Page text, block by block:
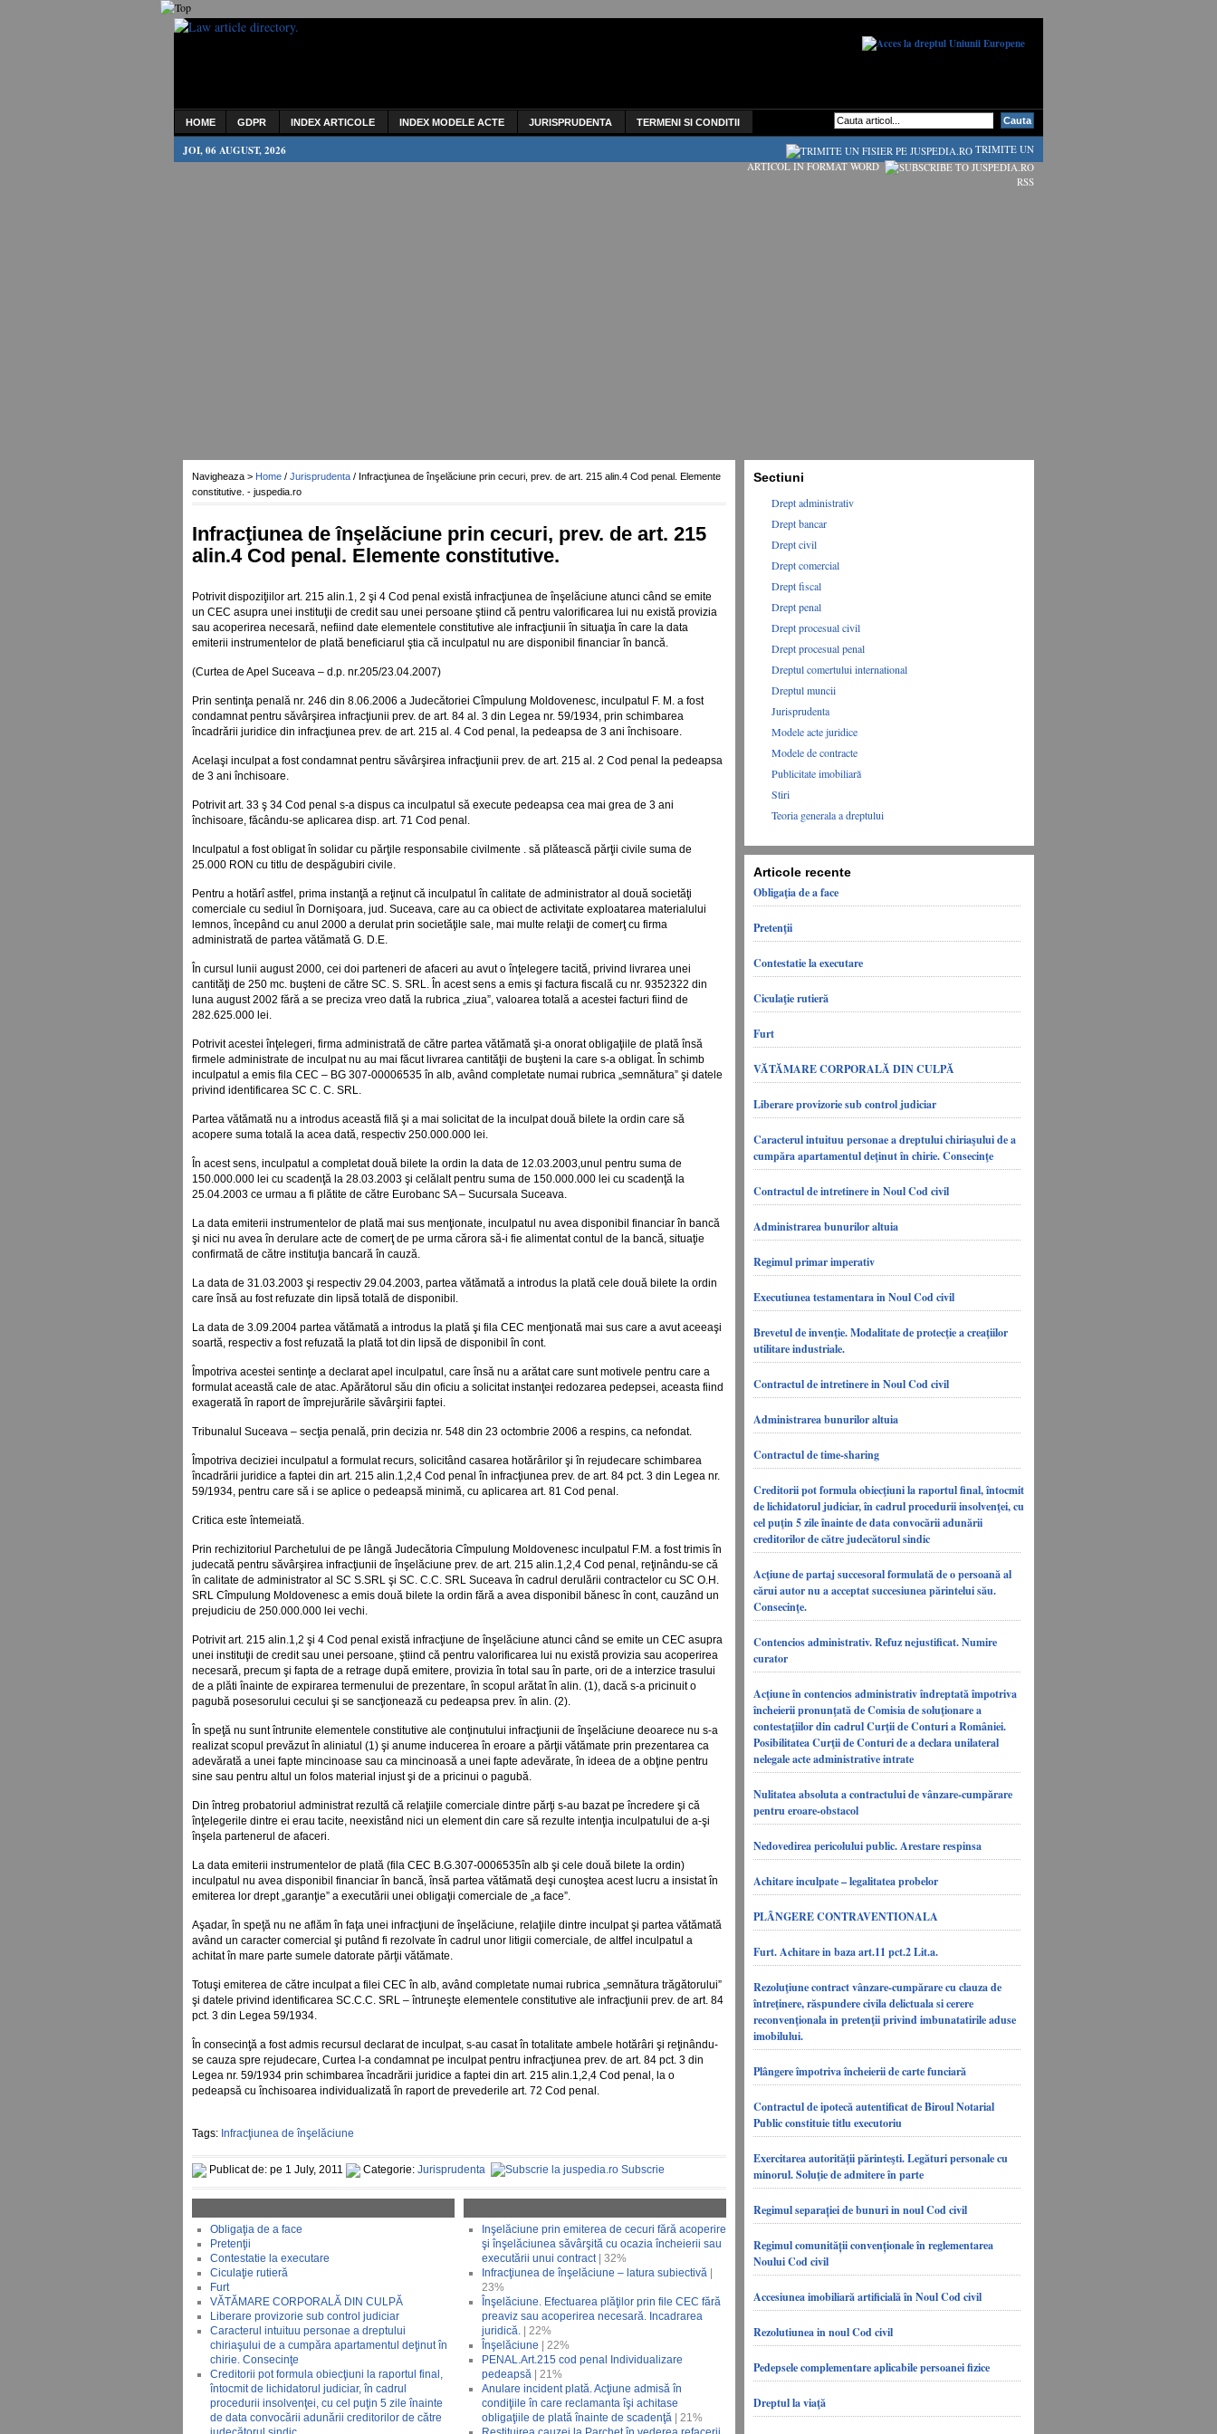
HOME GDPR INDEX ARTICOLE INDEX MODELE ACTE JURISPRUDENTA TERMENI SI CONDITII
JOI, 06 AUGUST, 2026
TRIMITE UN
ARTICOL IN FORMAT WORD
RSS
Navigheaza > Home / Jurisprudenta / Infracţiunea de înşelăciune prin cecuri, prev. de art. 215 alin.4 Cod penal. Elemente
constitutive. - juspedia.ro
Infracţiunea de înşelăciune prin cecuri, prev. de art. 215
alin.4 Cod penal. Elemente constitutive.
Potrivit dispoziţiilor art. 215 alin.1, 2 şi 4 Cod penal există infracţiunea de înşelăciune atunci când se emite
un CEC asupra unei instituţii de credit sau unei persoane ştiind că pentru valorificarea lui nu există provizia
sau acoperirea necesară, nefiind date elementele constitutive ale infracţiunii în situaţia în care la data
emiterii instrumentelor de plată beneficiarul ştia că inculpatul nu are disponibil financiar în bancă.
(Curtea de Apel Suceava – d.p. nr.205/23.04.2007)
Prin sentinţa penală nr. 246 din 8.06.2006 a Judecătoriei Cîmpulung Moldovenesc, inculpatul F. M. a fost
condamnat pentru săvârşirea infracţiunii prev. de art. 84 al. 3 din Legea nr. 59/1934, prin schimbarea
încadrării juridice din infracţiunea prev. de art. 215 al. 4 Cod penal, la pedeapsa de 3 ani închisoare.
Acelaşi inculpat a fost condamnat pentru săvârşirea infracţiunii prev. de art. 215 al. 2 Cod penal la pedeapsa
de 3 ani închisoare.
Potrivit art. 33 ş 34 Cod penal s-a dispus ca inculpatul să execute pedeapsa cea mai grea de 3 ani
închisoare, făcându-se aplicarea disp. art. 71 Cod penal.
Inculpatul a fost obligat în solidar cu părţile responsabile civilmente . să plătească părţii civile suma de
25.000 RON cu titlu de despăgubiri civile.
Pentru a hotărî astfel, prima instanţă a reţinut că inculpatul în calitate de administrator al două societăţi
comerciale cu sediul în Dornişoara, jud. Suceava, care au ca obiect de activitate exploatarea materialului
lemnos, începând cu anul 2000 a derulat prin societăţile sale, mai multe relaţii de comerţ cu firma
administrată de partea vătămată G. D.E.
În cursul lunii august 2000, cei doi parteneri de afaceri au avut o înţelegere tacită, privind livrarea unei
cantităţi de 250 mc. buşteni de către SC. S. SRL. În acest sens a emis şi factura fiscală cu nr. 9352322 din
luna august 2002 fără a se preciza vreo dată la rubrica „ziua”, valoarea totală a acestei facturi fiind de
282.625.000 lei.
Potrivit acestei înţelegeri, firma administrată de către partea vătămată şi-a onorat obligaţiile de plată însă
firmele administrate de inculpat nu au mai făcut livrarea cantităţii de buşteni la care s-a obligat. În schimb
inculpatul a emis fila CEC – BG 307-00006535 în alb, având completate numai rubrica „semnătura” şi datele
privind identificarea SC C. C. SRL.
Partea vătămată nu a introdus această filă şi a mai solicitat de la inculpat două bilete la ordin care să
acopere suma totală la acea dată, respectiv 250.000.000 lei.
În acest sens, inculpatul a completat două bilete la ordin la data de 12.03.2003,unul pentru suma de
150.000.000 lei cu scadenţă la 28.03.2003 şi celălalt pentru suma de 150.000.000 lei cu scadenţă la
25.04.2003 ce urmau a fi plătite de către Eurobanc SA – Sucursala Suceava.
La data emiterii instrumentelor de plată mai sus menţionate, inculpatul nu avea disponibil financiar în bancă
şi nici nu avea în derulare acte de comerţ de pe urma cărora să-i fie alimentat contul de la bancă, situaţie
confirmată de către instituţia bancară în cauză.
La data de 31.03.2003 şi respectiv 29.04.2003, partea vătămată a introdus la plată cele două bilete la ordin
care însă au fost refuzate din lipsă totală de disponibil.
La data de 3.09.2004 partea vătămată a introdus la plată şi fila CEC menţionată mai sus care a avut aceeaşi
soartă, respectiv a fost refuzată la plată tot din lipsă de disponibil în cont.
Împotriva acestei sentinţe a declarat apel inculpatul, care însă nu a arătat care sunt motivele pentru care a
formulat această cale de atac. Apărătorul său din oficiu a solicitat instanţei redozarea pedepsei, aceasta fiind
exagerată în raport de împrejurările săvârşirii faptei.
Tribunalul Suceava – secţia penală, prin decizia nr. 548 din 23 octombrie 2006 a respins, ca nefondat.
Împotriva deciziei inculpatul a formulat recurs, solicitând casarea hotărârilor şi în rejudecare schimbarea
încadrării juridice a faptei din art. 215 alin.1,2,4 Cod penal în infracţiunea prev. de art. 84 pct. 3 din Legea nr.
59/1934, pentru care să i se aplice o pedeapsă minimă, cu aplicarea art. 81 Cod penal.
Critica este întemeiată.
Prin rechizitoriul Parchetului de pe lângă Judecătoria Cîmpulung Moldovenesc inculpatul F.M. a fost trimis în
judecată pentru săvârşirea infracţiunii de înşelăciune prev. de art. 215 alin.1,2,4 Cod penal, reţinându-se că
în calitate de administrator al SC S.SRL şi SC. C.C. SRL Suceava în cadrul derulării contractelor cu SC O.H.
SRL Cîmpulung Moldovenesc a emis două bilete la ordin fără a avea disponibil bănesc în cont, cauzând un
prejudiciu de 250.000.000 lei vechi.
Potrivit art. 215 alin.1,2 şi 4 Cod penal există infracţiune de înşelăciune atunci când se emite un CEC asupra
unei instituţii de credit sau unei persoane, ştiind că pentru valorificarea lui nu există provizia sau acoperirea
necesară, precum şi fapta de a retrage după emitere, provizia în total sau în parte, ori de a interzice trasului
de a plăti înainte de expirarea termenului de prezentare, în scopul arătat în alin. (1), dacă s-a pricinuit o
pagubă posesorului cecului şi se sancţionează cu pedeapsa prev. în alin. (2).
În speţă nu sunt întrunite elementele constitutive ale conţinutului infracţiunii de înşelăciune deoarece nu s-a
realizat scopul prevăzut în aliniatul (1) şi anume inducerea în eroare a părţii vătămate prin prezentarea ca
adevărată a unei fapte mincinoase sau ca mincinoasă a unei fapte adevărate, în ideea de a obţine pentru
sine sau pentru altul un folos material injust şi de a pricinui o pagubă.
Din întreg probatoriul administrat rezultă că relaţiile comerciale dintre părţi s-au bazat pe încredere şi că
înţelegerile dintre ei erau tacite, neexistând nici un element din care să rezulte intenţia inculpatului de a-şi
înşela partenerul de afaceri.
La data emiterii instrumentelor de plată (fila CEC B.G.307-0006535în alb şi cele două bilete la ordin)
inculpatul nu avea disponibil financiar în bancă, însă partea vătămată deşi cunoştea acest lucru a insistat în
emiterea lor drept „garanţie” a executării unei obligaţii comerciale de „a face”.
Aşadar, în speţă nu ne aflăm în faţa unei infracţiuni de înşelăciune, relaţiile dintre inculpat şi partea vătămată
având un caracter comercial şi putând fi rezolvate în cadrul unor litigii comerciale, de altfel inculpatul a
achitat în mare parte sumele datorate părţii vătămate.
Totuşi emiterea de către inculpat a filei CEC în alb, având completate numai rubrica „semnătura trăgătorului”
şi datele privind identificarea SC.C.C. SRL – întruneşte elementele constitutive ale infracţiunii prev. de art. 84
pct. 3 din Legea 59/1934.
În consecinţă a fost admis recursul declarat de inculpat, s-au casat în totalitate ambele hotărâri şi reţinându-
se cauza spre rejudecare, Curtea l-a condamnat pe inculpat pentru infracţiunea prev. de art. 84 pct. 3 din
Legea nr. 59/1934 prin schimbarea încadrării juridice a faptei din art. 215 alin.1,2,4 Cod penal, la o
pedeapsă cu închisoarea individualizată în raport de prevederile art. 72 Cod penal.
Tags: Infracţiunea de înşelăciune
Publicat de: pe 1 July, 2011 Categorie: Jurisprudenta Subscrie
Inşelăciune prin emiterea de cecuri fără acoperire
şi înşelăciunea săvârşită cu ocazia încheierii sau
executării unui contract| 32%
Infracţiunea de înşelăciune – latura subiectivă
23%
Înşelăciune. Efectuarea plăţilor prin file CEC fără
preaviz sau acoperirea necesară. Incadrarea
juridică. | 22%
Înşelăciune | 22%
PENAL.Art.215 cod penal Individualizare
pedeapsă | 21%
Anulare incident plată. Acţiune admisă în
condiţiile în care reclamanta îşi achitase
obligaţiile de plată înainte de scadenţă | 21%
Obligaţia de a face
Pretenţii
Contestatie la executare
Ciculaţie rutieră
Furt
VĂTĂMARE CORPORALĂ DIN CULPĂ
Liberare provizorie sub control judiciar
Caracterul intuituu personae a dreptului
chiriaşului de a cumpăra apartamentul deţinut în
chirie. Consecinţe
Creditorii pot formula obiecţiuni la raportul final,
întocmit de lichidatorul judiciar, în cadrul
procedurii insolvenţei, cu cel puţin 5 zile înainte
de data convocării adunării creditorilor de către
Sectiuni
Drept administrativ
Drept bancar
Drept civil
Drept comercial
Drept fiscal
Drept penal
Drept procesual civil
Drept procesual penal
Dreptul comertului international
Dreptul muncii
Jurisprudenta
Modele acte juridice
Modele de contracte
Publicitate imobiliară
Stiri
Teoria generala a dreptului
Articole recente
Obligaţia de a face
Pretenţii
Contestatie la executare
Ciculaţie rutieră
Furt
VĂTĂMARE CORPORALĂ DIN CULPĂ
Liberare provizorie sub control judiciar
Caracterul intuituu personae a dreptului chiriaşului de a
cumpăra apartamentul deţinut în chirie. Consecinţe
Contractul de intretinere in Noul Cod civil
Administrarea bunurilor altuia
Regimul primar imperativ
Executiunea testamentara in Noul Cod civil
Brevetul de invenţie. Modalitate de protecţie a creaţiilor
utilitare industriale.
Contractul de intretinere in Noul Cod civil
Administrarea bunurilor altuia
Contractul de time-sharing
Creditorii pot formula obiecţiuni la raportul final, întocmit
de lichidatorul judiciar, în cadrul procedurii insolvenţei, cu
cel puţin 5 zile înainte de data convocării adunării
creditorilor de către judecătorul sindic
Acţiune de partaj succesoral formulată de o persoană al
cărui autor nu a acceptat succesiunea părintelui său.
Consecinţe.
Contencios administrativ. Refuz nejustificat. Numire
curator
Acţiune în contencios administrativ îndreptată împotriva
încheierii pronunţată de Comisia de soluţionare a
contestaţiilor din cadrul Curţii de Conturi a României.
Posibilitatea Curţii de Conturi de a declara unilateral
nelegale acte administrative intrate
Nulitatea absoluta a contractului de vânzare-cumpărare
pentru eroare-obstacol
Nedovedirea pericolului public. Arestare respinsa
Achitare inculpate – legalitatea probelor
PLÂNGERE CONTRAVENTIONALA
Furt. Achitare in baza art.11 pct.2 Lit.a.
Rezoluţiune contract vânzare-cumpărare cu clauza de
întreţinere, răspundere civila delictuala si cerere
reconvenţionala in pretenţii privind imbunatatirile aduse
imobilului.
Plângere împotriva încheierii de carte funciară
Contractul de ipotecă autentificat de Biroul Notarial
Public constituie titlu executoriu
Exercitarea autorităţii părinteşti. Legături personale cu
minorul. Soluţie de admitere în parte
Regimul separației de bunuri in noul Cod civil
Regimul comunității convenționale în reglementarea
Noului Cod civil
Accesiunea imobiliară artificială în Noul Cod civil
Rezolutiunea in noul Cod civil
Pedepsele complementare aplicabile persoanei fizice
Dreptul la viaţă